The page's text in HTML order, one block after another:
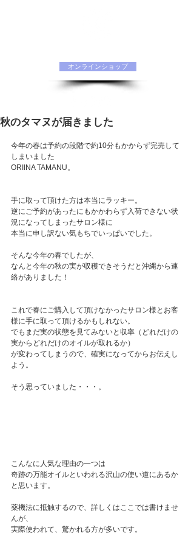
オンラインショップ
秋のタマヌが届きました
今年の春は予約の段階で約10分もかからず完売して
しまいました
ORIINA TAMANU。
手に取って頂けた方は本当にラッキー。
逆にご予約があったにもかかわらず入荷できない状
況になってしまったサロン様に
本当に申し訳ない気もちでいっぱいでした。
そんな今年の春でしたが、
なんと今年の秋の実が収穫できそうだと沖縄から連
絡がありました！
これで春にご購入して頂けなかったサロン様とお客
様に手に取って頂けるかもしれない。
でもまだ実の状態を見てみないと収率（どれだけの
実からどれだけのオイルが取れるか）
が変わってしまうので、確実になってからお伝えし
よう。
そう思っていました・・・。
こんなに人気な理由の一つは
奇跡の万能オイルといわれる沢山の使い道にあるか
と思います。
薬機法に抵触するので、詳しくはここでは書けませ
んが、
実際使われて、驚かれる方が多いです。